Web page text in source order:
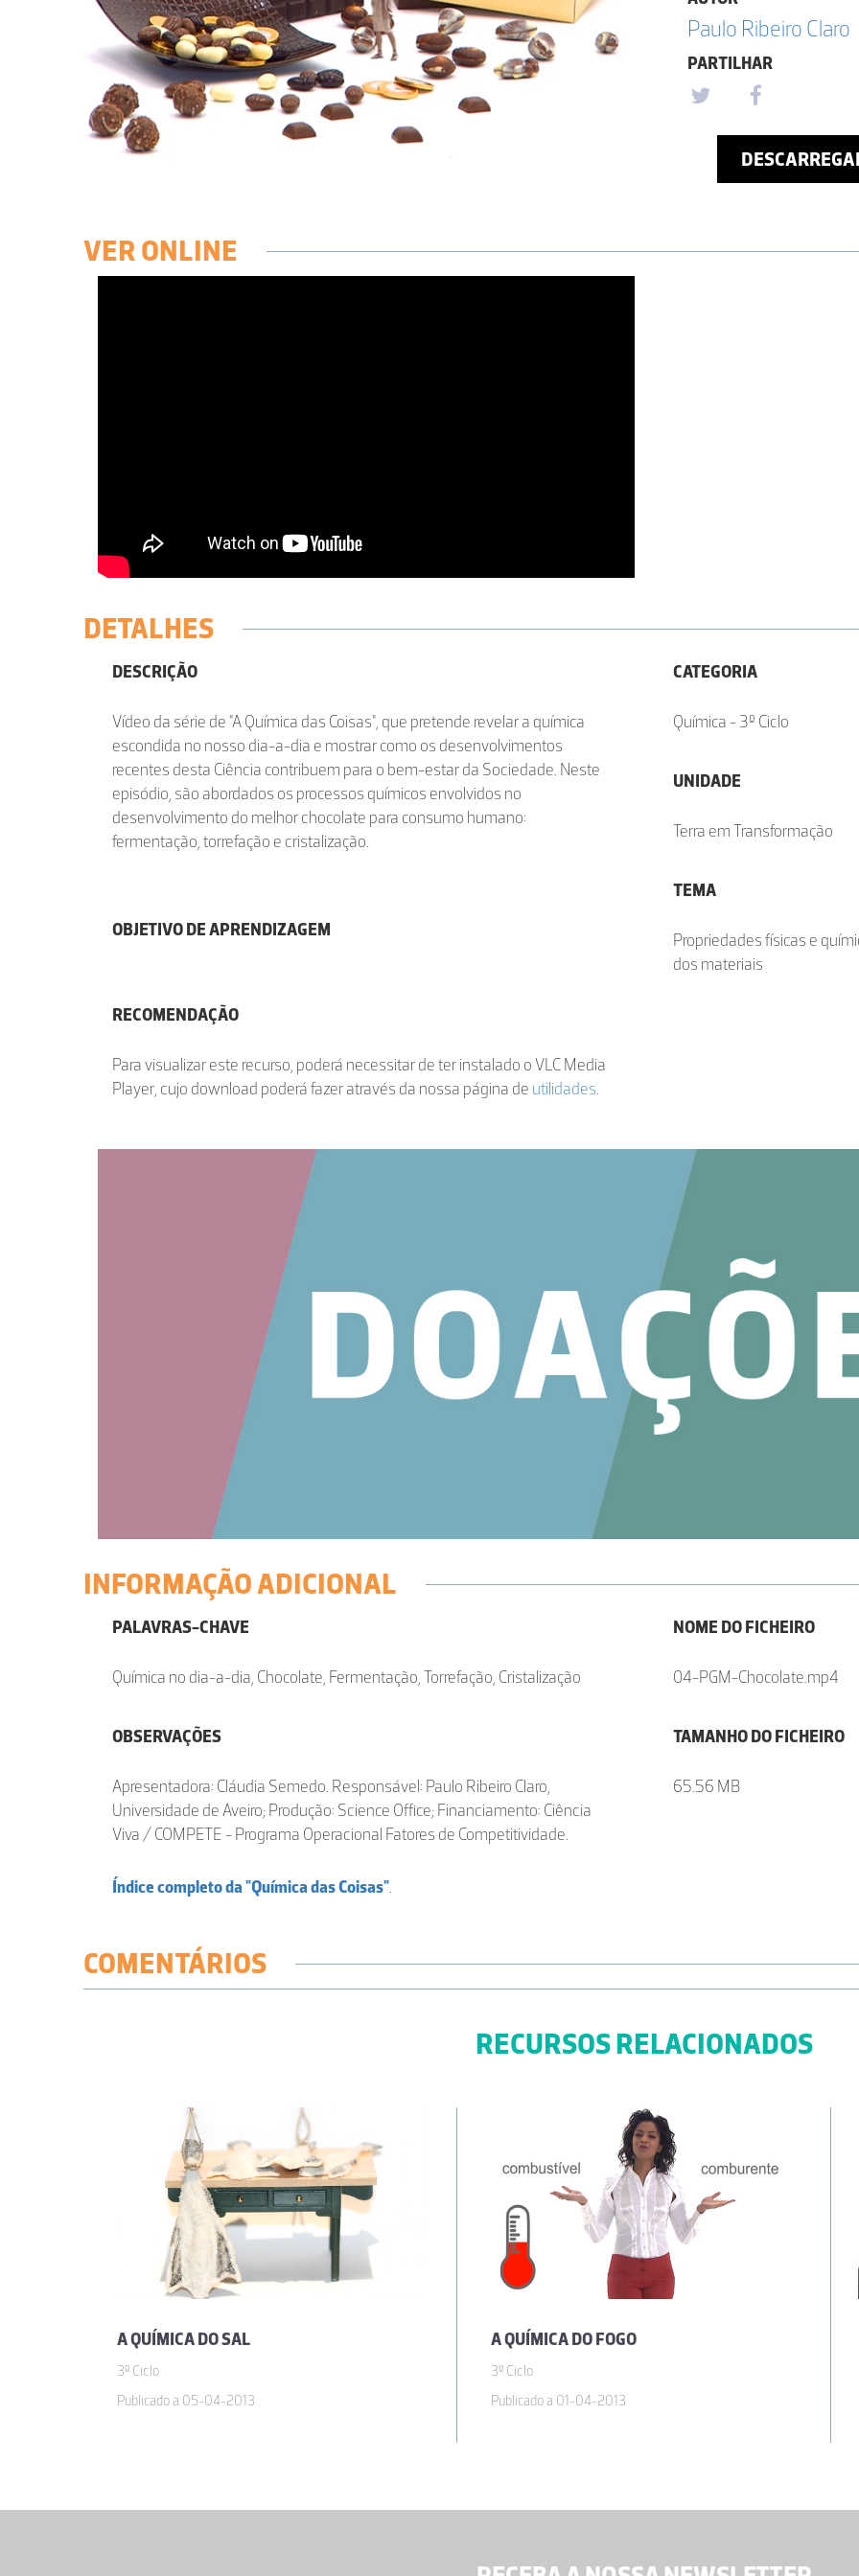
Paulo Ribeiro Claro
PARTILHAR
VER ONLINE
DETALHES
DESCRIÇÃO
Vídeo da série de "A Química das Coisas", que pretende revelar a química
escondida no nosso dia-a-dia e mostrar como os desenvolvimentos
recentes desta Ciência contribuem para o bem-estar da Sociedade. Neste
episódio, são abordados os processos químicos envolvidos no
desenvolvimento do melhor chocolate para consumo humano:
fermentação, torrefação e cristalização.
OBJETIVO DE APRENDIZAGEM
RECOMENDAÇÃO
Para visualizar este recurso, poderá necessitar de ter instalado o VLC Media
Player, cujo download poderá fazer através da nossa página de utilidades.
CATEGORIA
Química - 3º Ciclo
UNIDADE
Terra em Transformação
TEMA
Propriedades físicas e
dos materiais
INFORMAÇÃO ADICIONAL
PALAVRAS-CHAVE
Química no dia-a-dia, Chocolate, Fermentação, Torrefação, Cristalização
OBSERVAÇÕES
Apresentadora: Cláudia Semedo. Responsável: Paulo Ribeiro Claro,
Universidade de Aveiro; Produção: Science Office; Financiamento: Ciência
Viva / COMPETE - Programa Operacional Fatores de Competitividade.
Índice completo da "Química das Coisas".
NOME DO FICHEIRO
04-PGM-Chocolate.mp4
TAMANHO DO FICHEIRO
65.56 MB
COMENTÁRIOS
RECURSOS RELACIONADOS
A QUÍMICA DO SAL
3º Ciclo
Publicado a 05-04-2013
A QUÍMICA DO FOGO
3º Ciclo
Publicado a 01-04-2013